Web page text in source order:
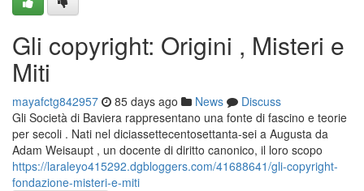
Gli copyright: Origini , Misteri e
Miti
mayafctg842957 85 days ago News
Discuss
Gli Società di Baviera rappresentano una fonte di fascino e teorie
per secoli . Nati nel diciassettecentosettanta-sei a Augusta da
Adam Weisaupt , un docente di diritto canonico, il loro scopo
https://laraleyo415292.dgbloggers.com/41688641/gli-copyright-
fondazione-misteri-e-miti